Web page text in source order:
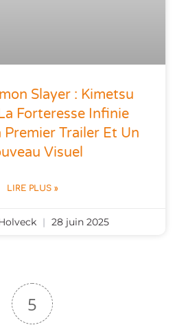
Slayer : Kimetsu
Forteresse Infinie
Premier Trailer Et Un
Visuel
LIRE PLUS »
28 juin 2025
5